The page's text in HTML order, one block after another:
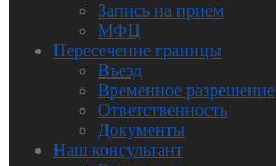
Запись на прием
МФЦ
Пересечение границы
Въезд
Временное разрешение
Ответственность
Документы
Наш консультант